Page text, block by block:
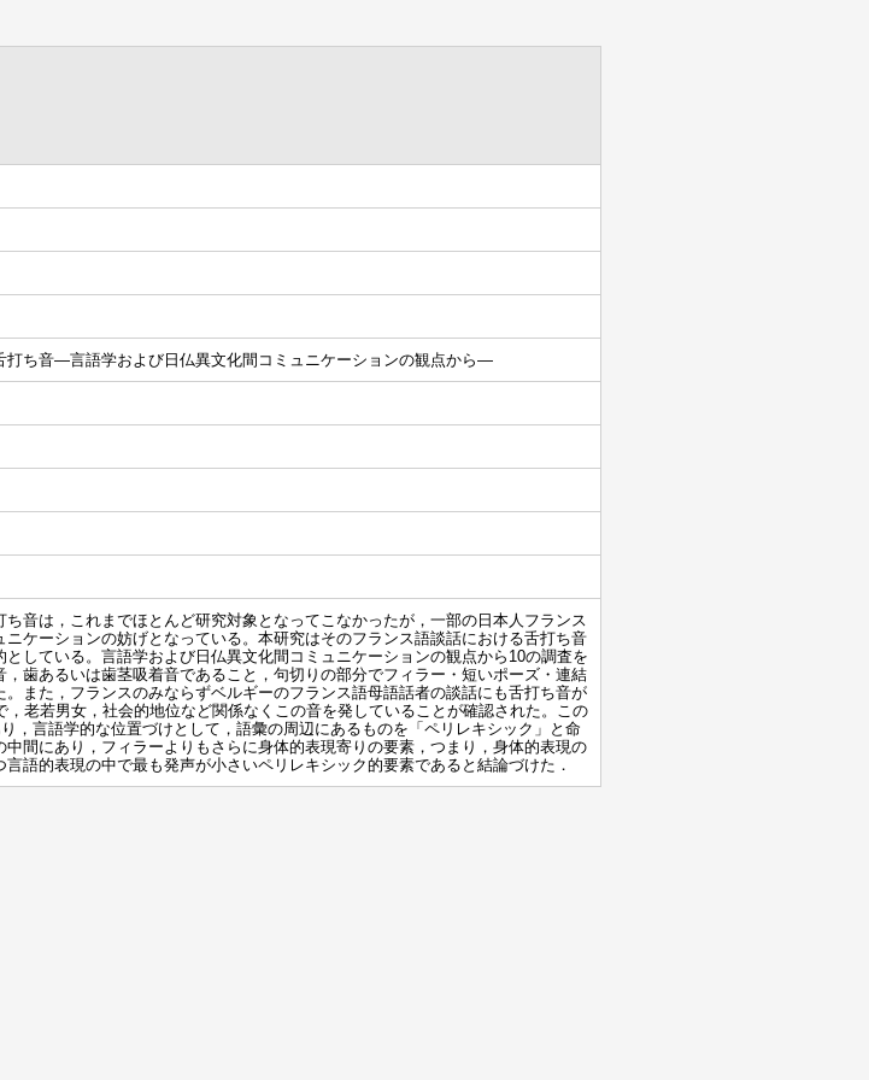
打ち音―言語学および日仏異文化間コミュニケーションの観点から―
音は，これまでほとんど研究対象となってこなかったが，一部の日本人フランス
ケーションの妨げとなっている。本研究はそのフランス語談話における舌打ち音
している。言語学および日仏異文化間コミュニケーションの観点から10の調査を
歯あるいは歯茎吸着音であること，句切りの部分でフィラー・短いポーズ・連結
また，フランスのみならずベルギーのフランス語母語話者の談話にも舌打ち音が
，老若男女，社会的地位など関係なくこの音を発していることが確認された。この
，言語学的な位置づけとして，語彙の周辺にあるものを「ペリレキシック」と命
間にあり，フィラーよりもさらに身体的表現寄りの要素，つまり，身体的表現の
語的表現の中で最も発声が小さいペリレキシック的要素であると結論づけた．